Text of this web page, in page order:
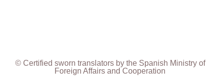
© Certified sworn translators by the Spanish Ministry of
Foreign Affairs and Cooperation